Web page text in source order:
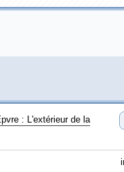
: L'extérieur de la